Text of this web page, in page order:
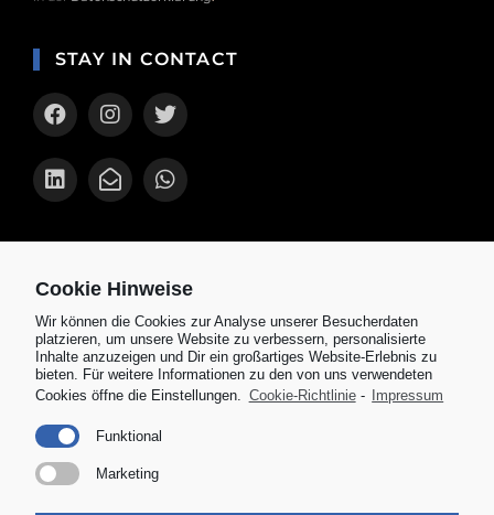
AMOLED Display im Test
Amazfit Cheetah Pro im Test 2024: Die
besten Funktionen im Überblick
Mobvoi Ticwatch Pro 5 Enduro im Test:
Smartwatch für aktive Männer
Senioren Smartwatch inkl. Notfallknopf,
STAY IN CONTACT
Cookie Hinweise
Wir können die Cookies zur Analyse unserer Besucherdaten
platzieren, um unsere Website zu verbessern, personalisierte
Inhalte anzuzeigen und Dir ein großartiges Website-Erlebnis zu
bieten. Für weitere Informationen zu den von uns verwendeten
Cookies öffne die Einstellungen.
Cookie-Richtlinie- Impressum
Funktional
Marketing